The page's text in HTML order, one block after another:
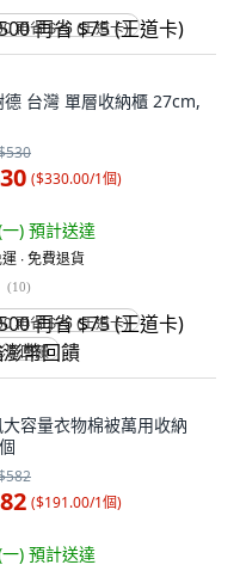
再省 $75 (王道卡)
德 台灣 單層收納櫃 27cm,
($330.00/1個)
) 預計送達
∙ 免費退貨
(10)
再省 $75 (王道卡)
幣回饋
容量衣物棉被萬用收納
($191.00/1個)
) 預計送達